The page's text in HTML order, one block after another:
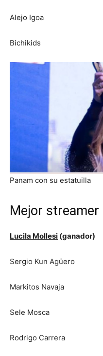
Alejo Igoa
Bichikids
Panam con su estatuilla
Mejor streamer
Lucila Mollesi (ganador)
Sergio Kun Agüero
Markitos Navaja
Sele Mosca
Rodrigo Carrera